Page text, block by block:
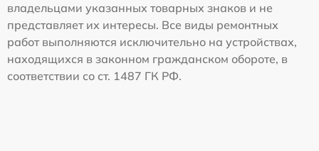
владельцами указанных товарных знаков и не
представляет их интересы. Все виды ремонтных
работ выполняются исключительно на устройствах,
находящихся в законном гражданском обороте, в
соответствии со ст. 1487 ГК РФ.